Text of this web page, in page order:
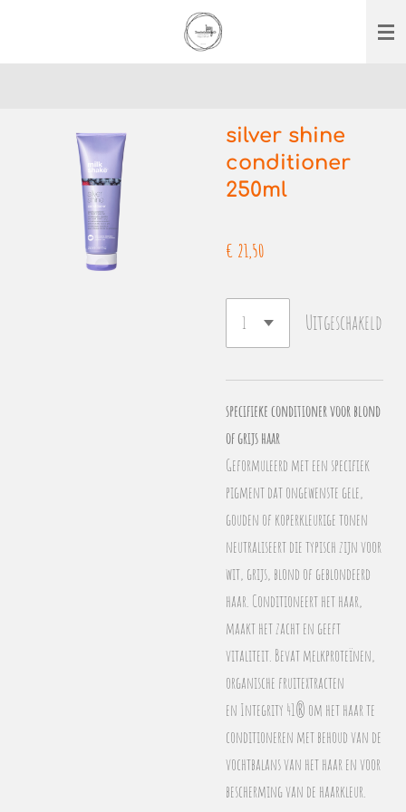
hoofdinhoud
silver shine
conditioner
250ml
€ 21,50
Uitgeschakeld
specifieke conditioner voor blond
of grijs haar
Geformuleerd met een specifiek
pigment dat ongewenste gele,
gouden of koperkleurige tonen
neutraliseert die typisch zijn voor
wit, grijs, blond of geblondeerd
haar. Conditioneert het haar,
maakt het zacht en geeft
vitaliteit. Bevat melkproteïnen,
organische fruitextracten
en Integrity 41® om het haar te
conditioneren met behoud van de
vochtbalans van het haar en voor
bescherming van de haarkleur.